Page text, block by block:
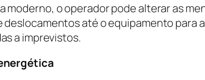
moderno, o operador pode alterar as
deslocamentos até o equipamento para
a imprevistos.